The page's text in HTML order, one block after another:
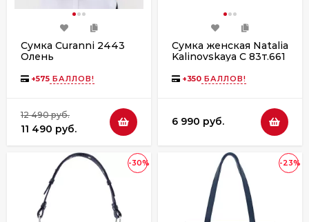
Сумка Curanni 2443
Олень
+575 БАЛЛОВ!
12 490 руб.
11 490 руб.
Сумка женская Natalia
Kalinovskaya С 83т.661
+350 БАЛЛОВ!
6 990 руб.
-30% -23%